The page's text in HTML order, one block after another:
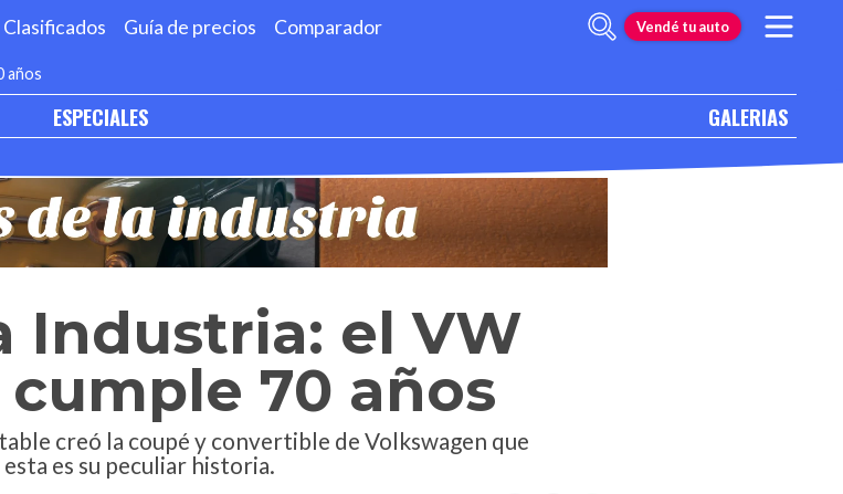
Clasificados Guía de precios Comparador Vendé tu auto
años
ESPECIALES GALERIAS
Industria: el VW
70 años
creó la coupé y convertible de Volkswagen que
es su peculiar historia.